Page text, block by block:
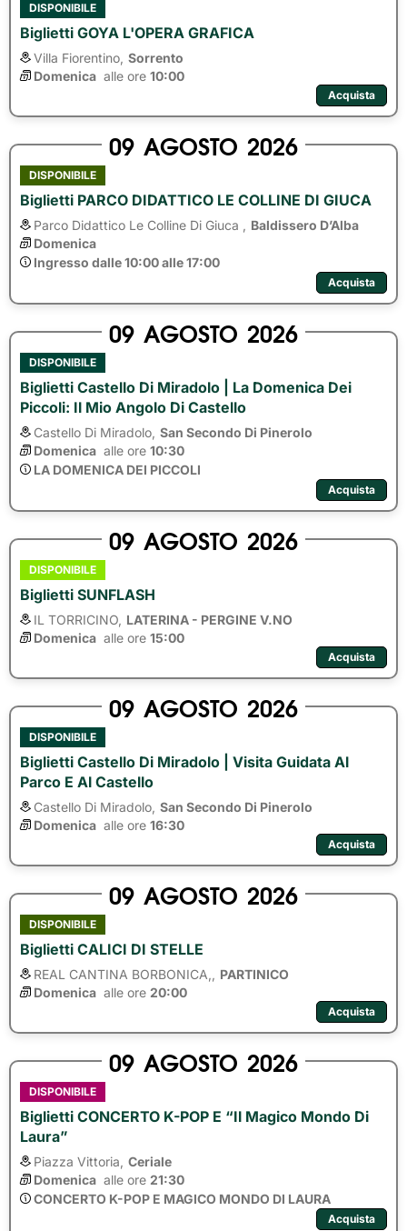
DISPONIBILE
Biglietti GOYA L'OPERA GRAFICA
Villa Fiorentino, Sorrento
Domenica alle ore 10:00
Acquista
09 AGOSTO 2026
DISPONIBILE
Biglietti PARCO DIDATTICO LE COLLINE DI GIUCA
Parco Didattico Le Colline Di Giuca ,
Baldissero D’Alba
Domenica
Ingresso dalle 10:00 alle 17:00
Acquista
09 AGOSTO 2026
DISPONIBILE
Biglietti Castello Di Miradolo | La Domenica Dei
Piccoli: Il Mio Angolo Di Castello
Castello Di Miradolo, San Secondo Di Pinerolo
Domenica alle ore 10:30
LA DOMENICA DEI PICCOLI
Acquista
09 AGOSTO 2026
DISPONIBILE
Biglietti SUNFLASH
IL TORRICINO, LATERINA - PERGINE V.NO
Domenica alle ore 15:00
Acquista
09 AGOSTO 2026
DISPONIBILE
Biglietti Castello Di Miradolo | Visita Guidata Al
Parco E Al Castello
Castello Di Miradolo, San Secondo Di Pinerolo
Domenica alle ore 16:30
Acquista
09 AGOSTO 2026
DISPONIBILE
Biglietti CALICI DI STELLE
REAL CANTINA BORBONICA,,
PARTINICO
Domenica alle ore 20:00
Acquista
09 AGOSTO 2026
DISPONIBILE
Biglietti CONCERTO K-POP E “Il Magico Mondo Di
Laura”
Piazza Vittoria, Ceriale
Domenica alle ore 21:30
CONCERTO K-POP E MAGICO MONDO DI LAURA
Acquista